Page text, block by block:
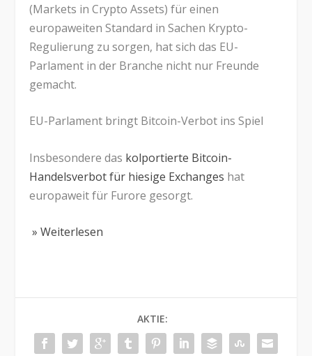
(Markets in Crypto Assets) für einen
europaweiten Standard in Sachen Krypto-
Regulierung zu sorgen, hat sich das EU-
Parlament in der Branche nicht nur Freunde
gemacht.
EU-Parlament bringt Bitcoin-Verbot ins Spiel
Insbesondere das kolportierte Bitcoin-
Handelsverbot für hiesige Exchanges hat
europaweit für Furore gesorgt.
» Weiterlesen
AKTIE: